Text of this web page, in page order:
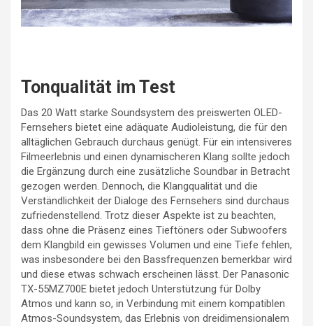
Tonqualität im Test
Das 20 Watt starke Soundsystem des preiswerten OLED-
Fernsehers bietet eine adäquate Audioleistung, die für den
alltäglichen Gebrauch durchaus genügt. Für ein intensiveres
Filmeerlebnis und einen dynamischeren Klang sollte jedoch
die Ergänzung durch eine zusätzliche Soundbar in Betracht
gezogen werden. Dennoch, die Klangqualität und die
Verständlichkeit der Dialoge des Fernsehers sind durchaus
zufriedenstellend. Trotz dieser Aspekte ist zu beachten,
dass ohne die Präsenz eines Tieftöners oder Subwoofers
dem Klangbild ein gewisses Volumen und eine Tiefe fehlen,
was insbesondere bei den Bassfrequenzen bemerkbar wird
und diese etwas schwach erscheinen lässt. Der Panasonic
TX-55MZ700E bietet jedoch Unterstützung für Dolby
Atmos und kann so, in Verbindung mit einem kompatiblen
Atmos-Soundsystem, das Erlebnis von dreidimensionalem